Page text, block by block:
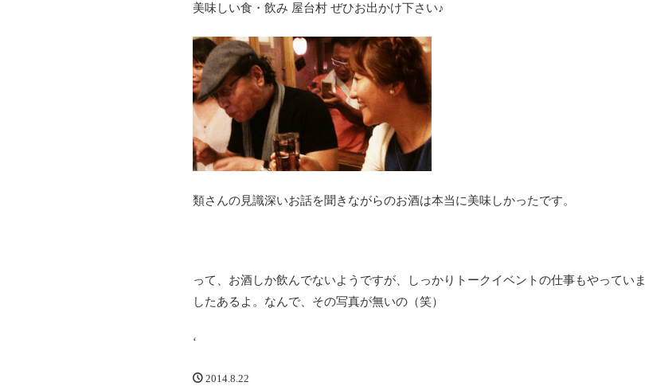
美味しい食・飲み 屋台村 ぜひお出かけ下さい♪
類さんの見識深いお話を聞きながらのお酒は本当に美味しかったです。
って、お酒しか飲んでないようですが、しっかりトークイベントの仕事もやっていま
したあるよ。なんで、その写真が無いの（笑）
‘
2014.8.22